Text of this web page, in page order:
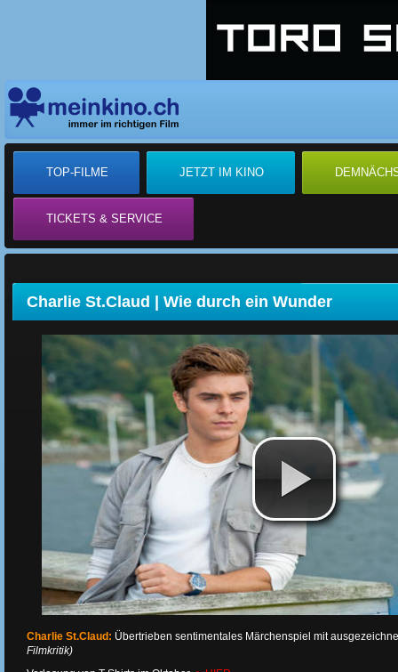
TOP-FILME JETZT IM KINO
TICKETS & SERVICE
Charlie St.Claud | Wie durch ein Wunder
Charlie St.Claud: Übertrieben sentimentales Märchenspiel mit
Filmkritik)